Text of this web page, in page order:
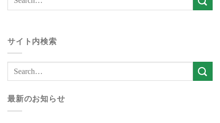
サイト内検索
最新のお知らせ